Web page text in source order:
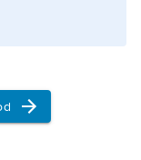
funnits